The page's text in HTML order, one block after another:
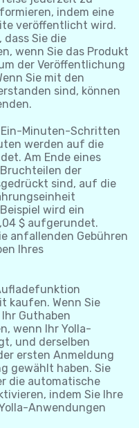
indem eine
veröffentlicht wird.
Sie die
wenn Sie das Produkt
der Veröffentlichung
Sie mit den
sind, können
Ein-Minuten-Schritten
werden auf die
Am Ende eines
der
sind, auf die
wird ein
$ aufgerundet.
anfallenden Gebühren
Ihres
kaufen. Wenn Sie
Guthaben
wenn Ihr Yolla-
und derselben
ersten Anmeldung
gewählt haben. Sie
die automatische
indem Sie Ihre
Anwendungen